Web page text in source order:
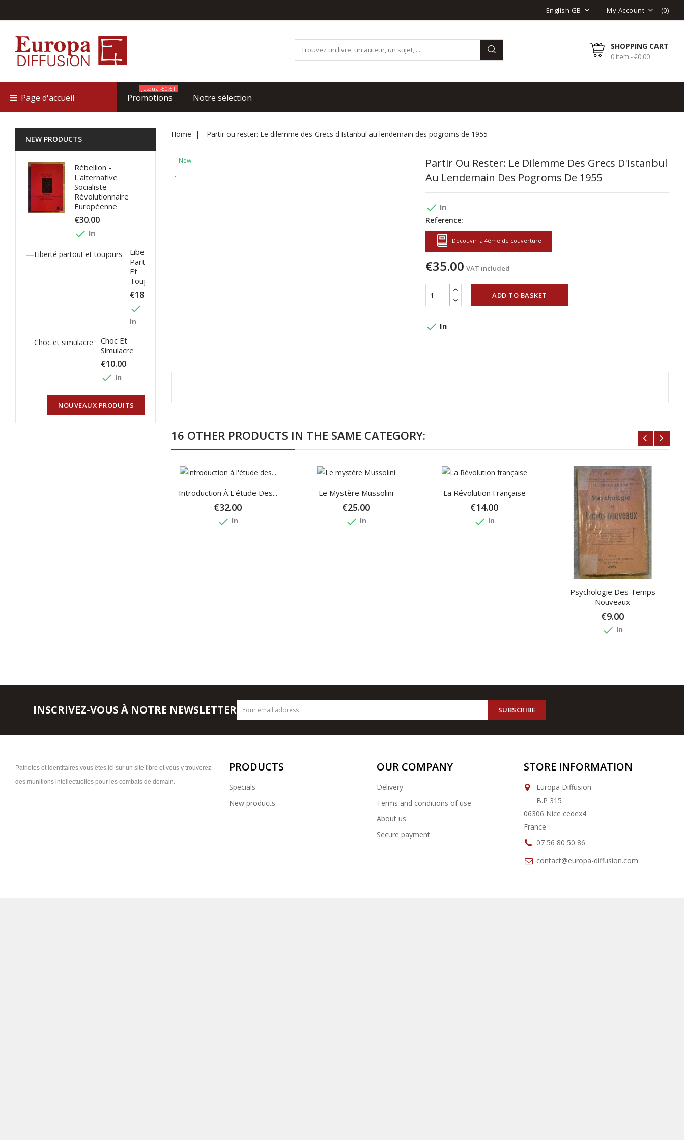
English GB My Account (0)
SHOPPING CART
0 item - €0.00
Page d'accueil Promotions
Jusqu'à -50% !
Notre sélection
NEW PRODUCTS
Rébellion -
L'alternative
Socialiste
Révolutionnaire
Européenne
€30.00
done In
Liberté
Partout
Et
Toujours
€18.00
done
In
Choc Et
Simulacre
€10.00
done In
NOUVEAUX PRODUITS
Home Partir ou rester: Le dilemme des Grecs d'Istanbul au lendemain des pogroms de 1955
New
Partir Ou Rester: Le Dilemme Des Grecs D'Istanbul
Au Lendemain Des Pogroms De 1955
done In
Reference:
Découvir la 4ème de couverture
€35.00 VAT included
ADD TO BASKET
done In
16 OTHER PRODUCTS IN THE SAME CATEGORY:
Introduction À L'étude Des...
€32.00
done In
Le Mystère Mussolini
€25.00
done In
La Révolution Française
€14.00
done In
Psychologie Des Temps
Nouveaux
€9.00
done In
INSCRIVEZ-VOUS À NOTRE NEWSLETTER
Patriotes et identitaires vous êtes ici sur un site libre et vous y trouverez
des munitions intellectuelles pour les combats de demain.
PRODUCTS
Specials
New products
OUR COMPANY
Delivery
Terms and conditions of use
About us
Secure payment
STORE INFORMATION
Europa Diffusion
B.P 315
06306 Nice cedex4
France
07 56 80 50 86
contact@europa-diffusion.com